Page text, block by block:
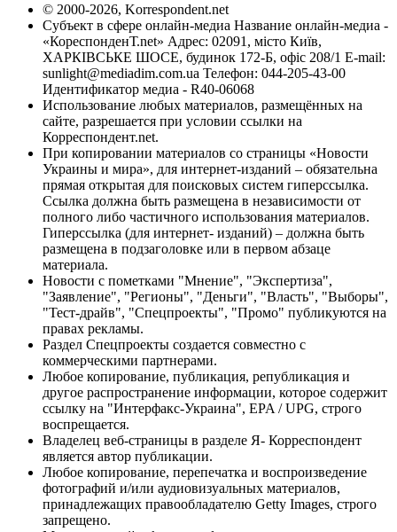
© 2000-2026, Korrespondent.net
Субъект в сфере онлайн-медиа Название онлайн-медиа -
«КореспонденТ.net» Адрес: 02091, місто Київ,
ХАРКІВСЬКЕ ШОСЕ, будинок 172-Б, офіс 208/1 E-mail:
sunlight@mediadim.com.ua Телефон: 044-205-43-00
Идентификатор медиа - R40-06068
Использование любых материалов, размещённых на
сайте, разрешается при условии ссылки на
Корреспондент.net.
При копировании материалов со страницы «Новости
Украины и мира», для интернет-изданий – обязательна
прямая открытая для поисковых систем гиперссылка.
Ссылка должна быть размещена в независимости от
полного либо частичного использования материалов.
Гиперссылка (для интернет- изданий) – должна быть
размещена в подзаголовке или в первом абзаце
материала.
Новости с пометками "Мнение", "Экспертиза",
"Заявление", "Регионы", "Деньги", "Власть", "Выборы",
"Тест-драйв", "Спецпроекты", "Промо" публикуются на
правах рекламы.
Раздел Спецпроекты создается совместно с
коммерческими партнерами.
Любое копирование, публикация, републикация и
другое распространение информации, которое содержит
ссылку на "Интерфакс-Украина", EPA / UPG, строго
воспрещается.
Владелец веб-страницы в разделе Я- Корреспондент
является автор публикации.
Любое копирование, перепечатка и воспроизведение
фотографий и/или аудиовизуальных материалов,
принадлежащих правообладателю Getty Images, строго
запрещено.